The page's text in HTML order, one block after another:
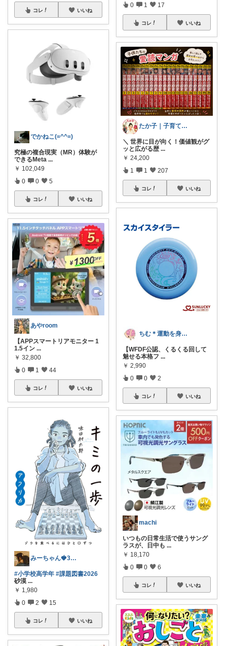
コレ いいね
でかねこ(=^^=)
究極の複合現実（MR）体験が
できるMeta ...
￥ 102,049
0 0 5
コレ いいね
あやroom
【APPスマートリアモニター 1
1.5イン ...
￥ 32,800
0 1 44
コレ いいね
みーちゃん🍓3児ママ
#小学校高学年 #課題図書2026
砂漠 ...
￥ 1,980
0 2 15
コレ いいね
0 1 17
コレ いいね
たか子｜子育てと心地いい暮らし
＼ 世界に目が向く！価値観がグ
ッと広がる歴 ...
￥ 24,200
1 1 207
コレ いいね
ちむ＊運動を身近に、ハッピーに＊
【WFDF公認、くるくる回して
魅せる本格フ ...
￥ 2,990
0 0 2
コレ いいね
machi
いつもの日常生活で使うサング
ラスが、日中も ...
￥ 18,170
0 0 6
コレ いいね